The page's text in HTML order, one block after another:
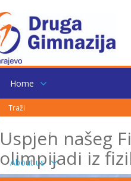
Home
Traži
Školski odbor
About us
Uspjeh našeg
olimpijadi iz